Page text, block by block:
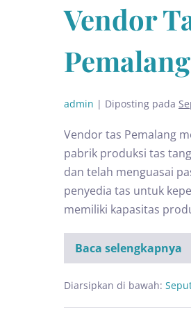
Vendor
admin | Diposting pada
Vendor tas Pemalang
pabrik produksi tas
dan telah menguasai
penyedia tas untuk
memiliki kapasitas
Baca selengkapnya
Diarsipkan di bawah: